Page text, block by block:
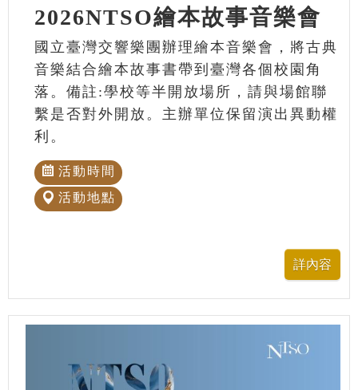
2026NTSO繪本故事音樂會
國立臺灣交響樂團辦理繪本音樂會，將古典
音樂結合繪本故事書帶到臺灣各個校園角
落。備註:學校等半開放場所，請與場館聯
繫是否對外開放。主辦單位保留演出異動權
利。
活動時間
活動地點